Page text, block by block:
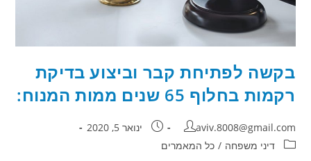
בקשה לפתיחת קבר וביצוע בדיקת
רקמות בחלוף 65 שנים ממות המנוח:
מחבר:
aviv.8008@gmail.com פורסם:ינואר 5, 2020
קטגוריה:דיני משפחה / כל המאמרים